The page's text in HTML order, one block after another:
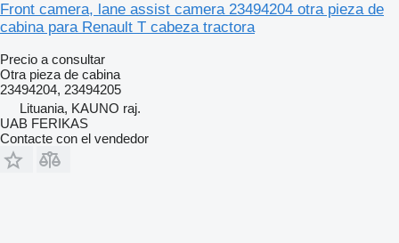
Front camera, lane assist camera 23494204 otra pieza de
cabina para Renault T cabeza tractora
Precio a consultar
Otra pieza de cabina
23494204, 23494205
Lituania, KAUNO raj.
UAB FERIKAS
Contacte con el vendedor